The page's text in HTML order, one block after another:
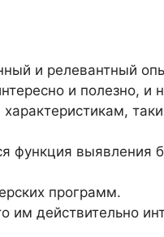
и релевантный
и полезно, и
функция выявления
программ.
действительно